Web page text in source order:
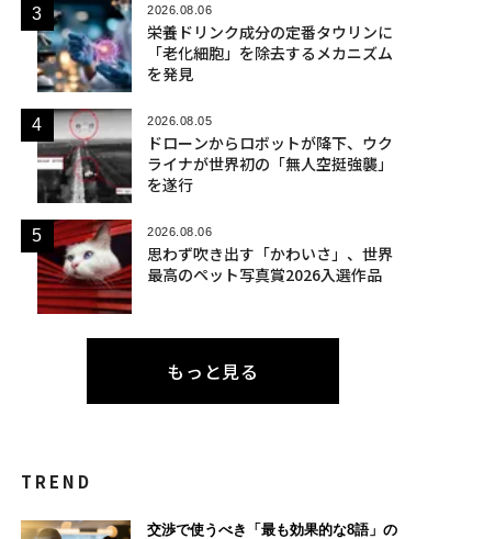
2026.08.06
栄養ドリンク成分の定番タウリンに
「老化細胞」を除去するメカニズム
を発見
2026.08.05
ドローンからロボットが降下、ウク
ライナが世界初の「無人空挺強襲」
を遂行
2026.08.06
思わず吹き出す「かわいさ」、世界
最高のペット写真賞2026入選作品
もっと見る
TREND
交渉で使うべき「最も効果的な8語」の